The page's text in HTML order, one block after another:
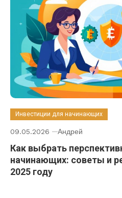
Инвестиции для начинающих
09.05.2026 Андрей
Как выбрать
начинающих: советы и
2025 году